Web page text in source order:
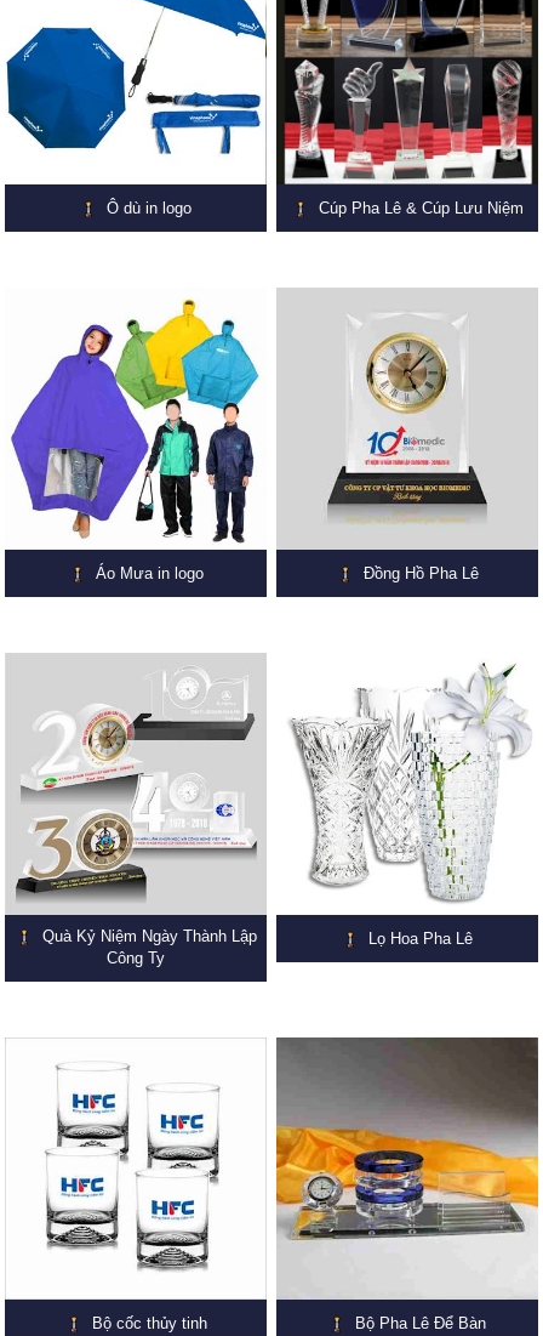
Ô dù in logo Cúp Pha Lê & Cúp Lưu Niệm
Áo Mưa in logo Đồng Hồ Pha Lê
Quà Kỷ Niệm Ngày Thành Lập
Công Ty
Lọ Hoa Pha Lê
Bộ cốc thủy tinh Bộ Pha Lê Để Bàn